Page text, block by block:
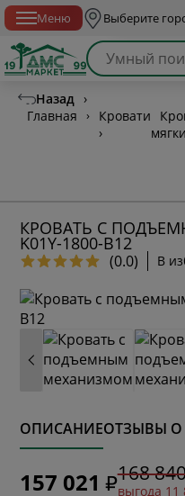
Меню Выберите
Назад ›
Главная
›
Кровати
›
КРОВАТЬ С
K01Y-1800-B12
(0.0) В
ОПИСАНИЕОТЗЫВЫ О
157 021 168
выгода 11
* обязательное поле